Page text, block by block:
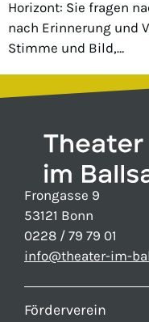
Horizont: Sie fragen
nach Erinnerung und
Stimme und Bild,…
Frongasse 9
53121 Bonn
0228 / 79 79 01
info@theater-im-
Förderverein